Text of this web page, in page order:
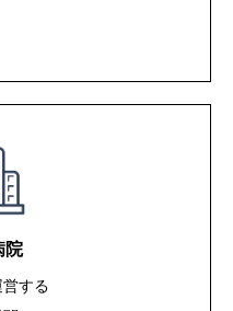
院
営する